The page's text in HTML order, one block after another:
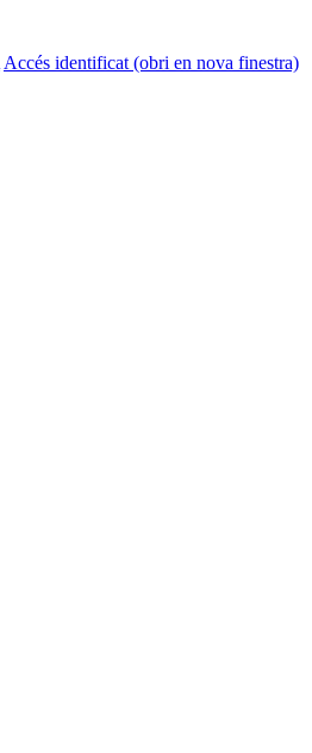
Accés identificat (obri en nova finestra)